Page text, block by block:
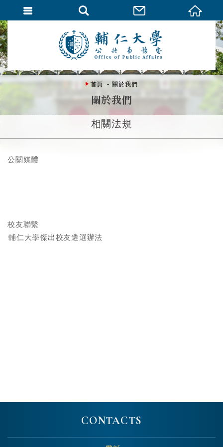
首頁 關於我們
關於我們
相關法規
公關媒體
校友聯繫
輔仁大學傑出校友遴選辦法
CONTACTS